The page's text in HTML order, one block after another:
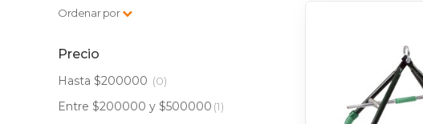
Ordenar por
Precio
Hasta $200000 (0)
Entre $200000 y $500000 (1)